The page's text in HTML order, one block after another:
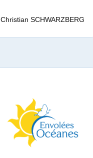
Christian SCHWARZBERG